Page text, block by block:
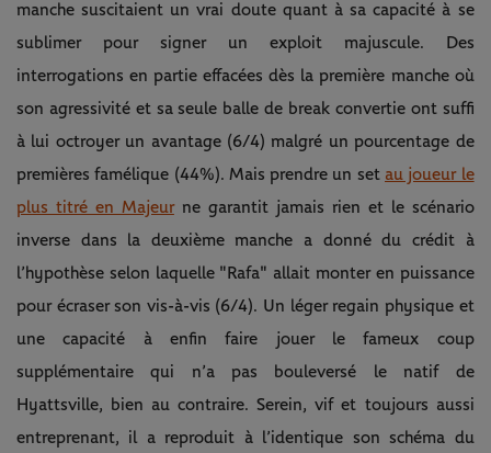
manche suscitaient un vrai doute quant à sa capacité à se
sublimer pour signer un exploit majuscule. Des
interrogations en partie effacées dès la première manche où
son agressivité et sa seule balle de break convertie ont suffi
à lui octroyer un avantage (6/4) malgré un pourcentage de
premières famélique (44%). Mais prendre un set au joueur le
plus titré en Majeurne garantit jamais rien et le scénario
inverse dans la deuxième manche a donné du crédit à
l’hypothèse selon laquelle "Rafa" allait monter en puissance
pour écraser son vis-à-vis (6/4). Un léger regain physique et
une capacité à enfin faire jouer le fameux coup
supplémentaire qui n’a pas bouleversé le natif de
Hyattsville, bien au contraire. Serein, vif et toujours aussi
entreprenant, il a reproduit à l’identique son schéma du